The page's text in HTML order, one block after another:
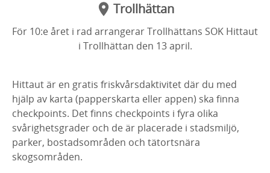
Trollhättan
För 10:e året i rad arrangerar Trollhättans SOK Hittaut
i Trollhättan den 13 april.
Hittaut är en gratis friskvårsdaktivitet där du med
hjälp av karta (papperskarta eller appen) ska finna
checkpoints. Det finns checkpoints i fyra olika
svårighetsgrader och de är placerade i stadsmiljö,
parker, bostadsområden och tätortsnära
skogsområden.